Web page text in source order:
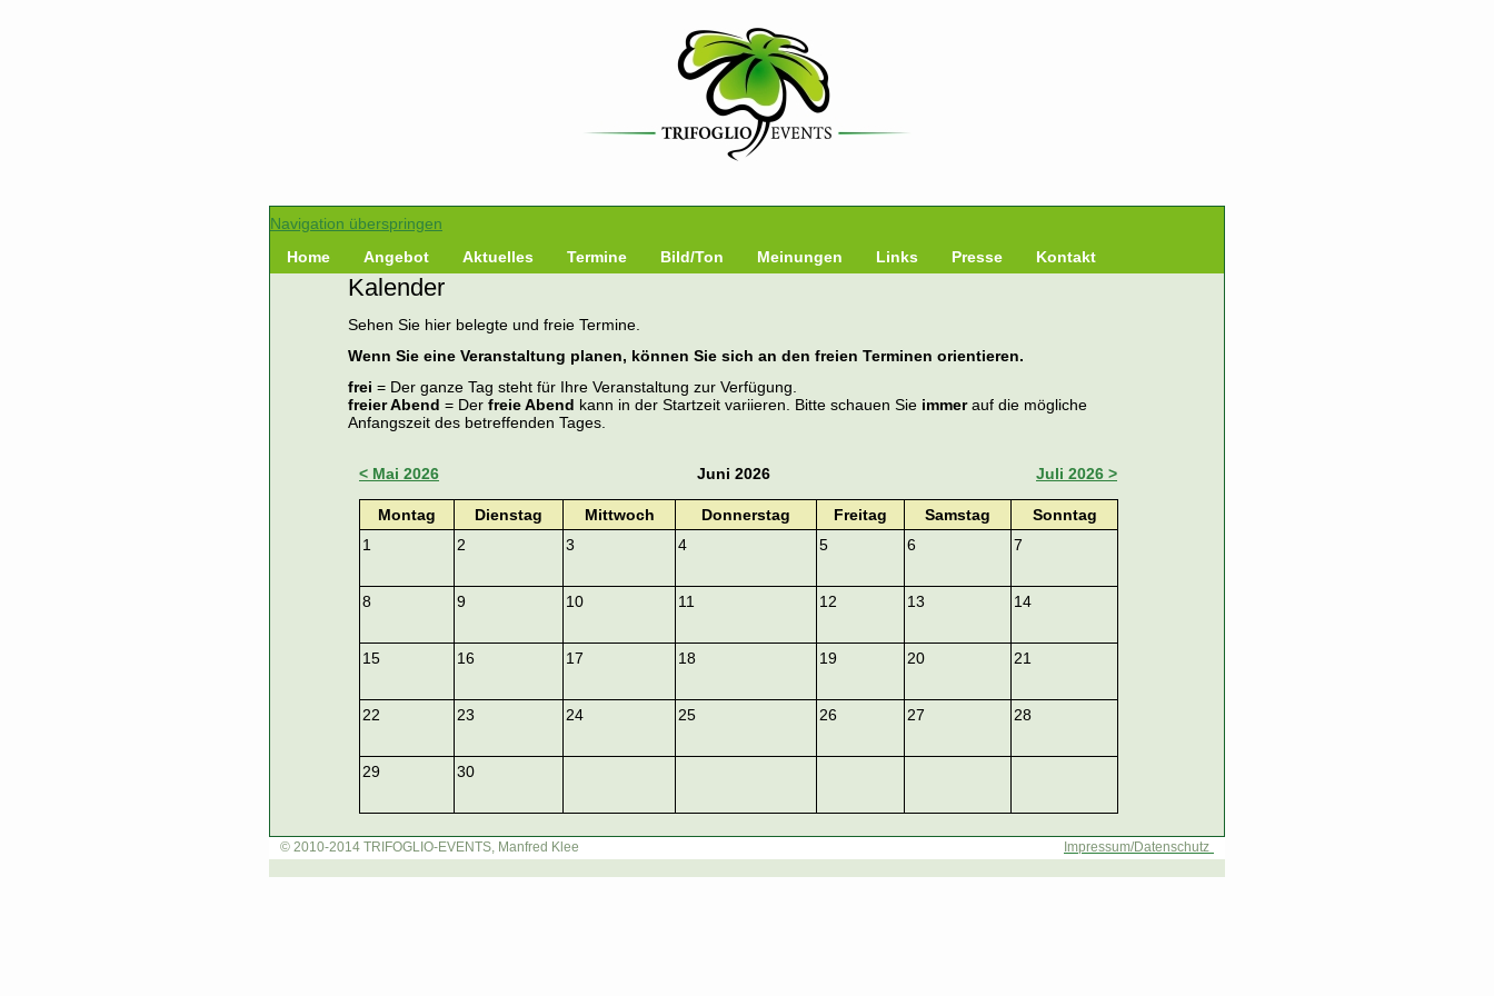
Navigation überspringen
Home
Angebot Aktuelles Termine Bild/Ton Meinungen Links Presse Kontakt
Kalender
Sehen Sie hier belegte und freie Termine.
Wenn Sie eine Veranstaltung planen, können Sie sich an den freien Terminen orientieren.
frei = Der ganze Tag steht für Ihre Veranstaltung zur Verfügung.
freier Abend = Der freie Abend kann in der Startzeit variieren. Bitte schauen Sie immerauf die mögliche
Anfangszeit des betreffenden Tages.
< Mai 2026 Juni 2026 Juli 2026 >
Montag Dienstag Mittwoch Donnerstag Freitag Samstag
Sonntag
1
2 3 4 5 6 7
8 9 10 11 12 13 14
15 16 17 18 19 20 21
22 23 24 25 26 27 28
29 30
© 2010-2014 TRIFOGLIO-EVENTS, Manfred Klee Impressum/Datenschutz